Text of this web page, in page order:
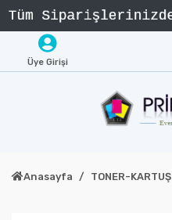
Üye Girişi
Anasayfa TONER-KARTUŞ